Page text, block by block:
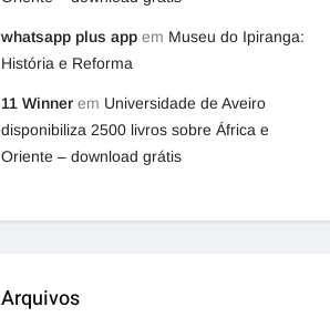
whatsapp plus app em Museu do Ipiranga:
História e Reforma
11 Winner em Universidade de Aveiro
disponibiliza 2500 livros sobre África e
Oriente – download grátis
Arquivos